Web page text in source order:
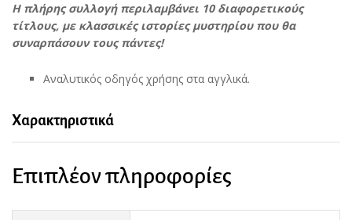
Η πλήρης συλλογή περιλαμβάνει 10 διαφορετικούς
τίτλους, με κλασσικές ιστορίες μυστηρίου που θα
συναρπάσουν τους πάντες!
Αναλυτικός οδηγός χρήσης στα αγγλικά.
Χαρακτηριστικά
Επιπλέον πληροφορίες